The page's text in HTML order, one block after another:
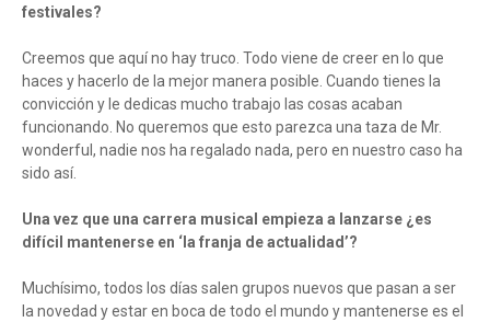
festivales?
Creemos que aquí no hay truco. Todo viene de creer en lo que
haces y hacerlo de la mejor manera posible. Cuando tienes la
convicción y le dedicas mucho trabajo las cosas acaban
funcionando. No queremos que esto parezca una taza de Mr.
wonderful, nadie nos ha regalado nada, pero en nuestro caso ha
sido así.
Una vez que una carrera musical empieza a lanzarse ¿es
difícil mantenerse en ‘la franja de actualidad’?
Muchísimo, todos los días salen grupos nuevos que pasan a ser
la novedad y estar en boca de todo el mundo y mantenerse es el